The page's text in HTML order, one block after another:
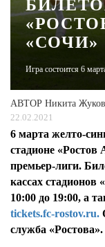
«СОЧИ»
Игра состоится 6
АВТОР Никита
22.02.2021
6 марта желто-
стадионе «Ростов
премьер-лиги.
кассах стадионов
10:00 до 19:00, а
tickets.fc-rostov.ru.
служба «Ростова».